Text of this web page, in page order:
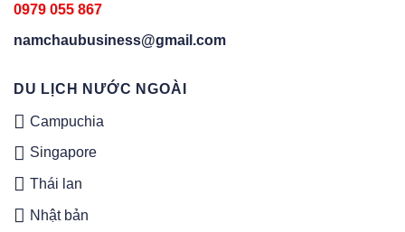
0979 055 867
namchaubusiness@gmail.com
DU LỊCH NƯỚC NGOÀI
Campuchia
Singapore
Thái lan
Nhật bản